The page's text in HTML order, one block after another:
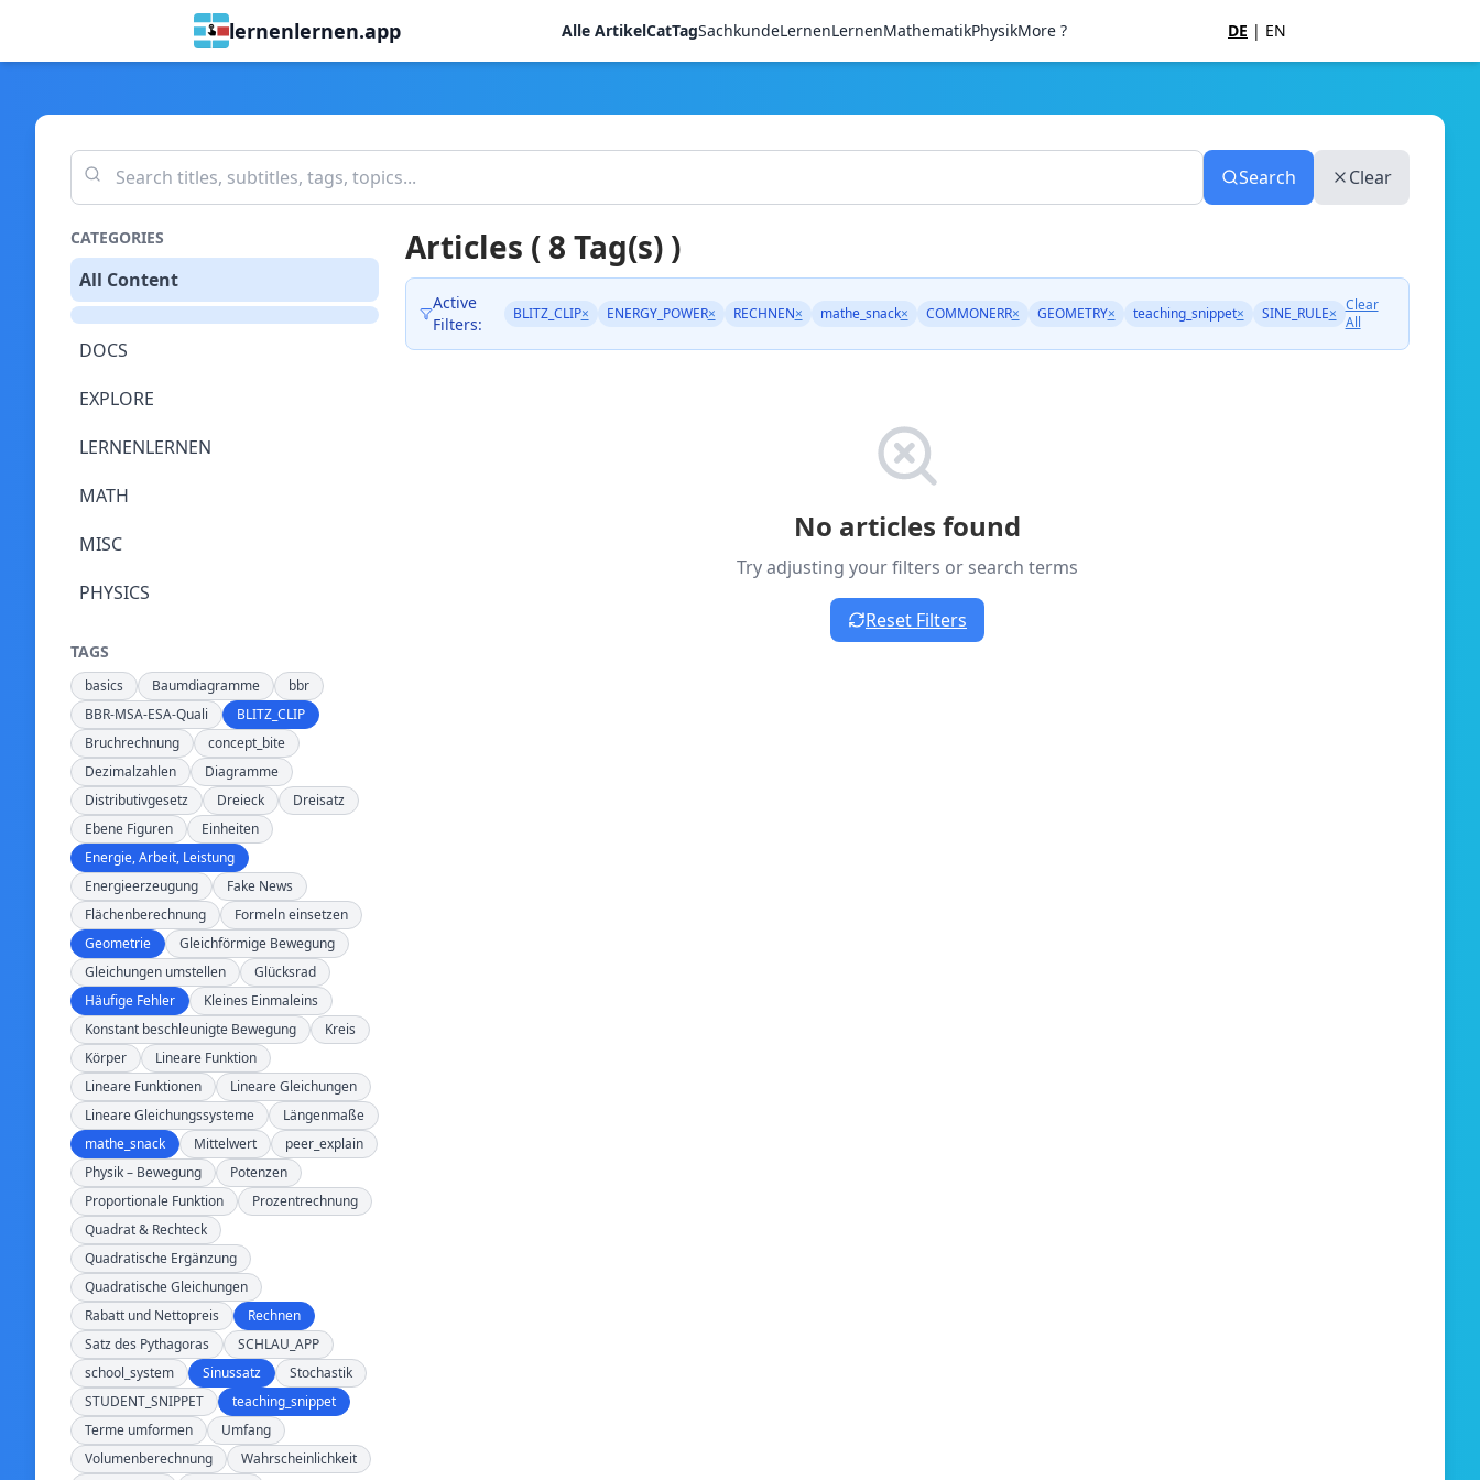
lernenlernen.app Alle ArtikelCatTagSachkundeLernenLernenMathematikPhysikMore ? DE | EN
Search Clear
CATEGORIES
All Content
DOCS
EXPLORE
LERNENLERNEN
MATH
MISC
PHYSICS
TAGS
basics Baumdiagramme
bbr
BBR-MSA-ESA-Quali
BLITZ_CLIP
Bruchrechnung
concept_bite
Dezimalzahlen
Diagramme
Distributivgesetz
Dreieck
Dreisatz
Ebene Figuren
Einheiten
Energie, Arbeit, Leistung
Energieerzeugung
Fake News
Flächenberechnung
Formeln einsetzen
Geometrie
Gleichförmige Bewegung
Gleichungen umstellen
Glücksrad
Häufige Fehler
Kleines Einmaleins
Konstant beschleunigte Bewegung
Kreis
Körper
Lineare Funktion
Lineare Funktionen
Lineare Gleichungen
Lineare Gleichungssysteme
Längenmaße
mathe_snack
Mittelwert
peer_explain
Physik – Bewegung
Potenzen
Proportionale Funktion
Prozentrechnung
Quadrat & Rechteck
Quadratische Ergänzung
Quadratische Gleichungen
Rabatt und Nettopreis
Rechnen
Satz des Pythagoras
SCHLAU_APP
school_system
Sinussatz
Stochastik
STUDENT_SNIPPET
teaching_snippet
Terme umformen
Umfang
Volumenberechnung
Wahrscheinlichkeit
Articles ( 8 Tag(s) )
Active
Filters:
BLITZ_CLIP× ENERGY_POWER× RECHNEN× mathe_snack× COMMONERR× GEOMETRY× teaching_snippet× SINE_RULE× Clear
All
No articles found
Try adjusting your filters or search terms
Reset Filters